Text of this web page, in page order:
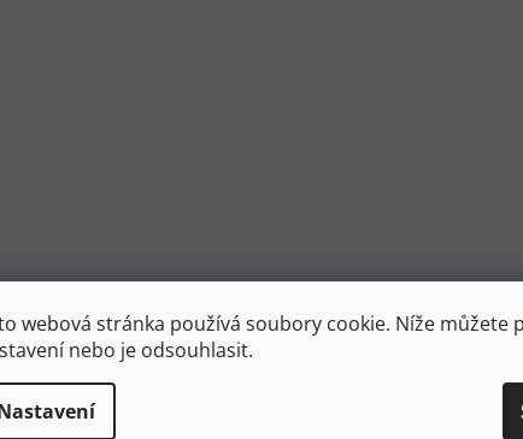
webová stránka používá soubory cookie. Níže můžete
nebo je odsouhlasit.